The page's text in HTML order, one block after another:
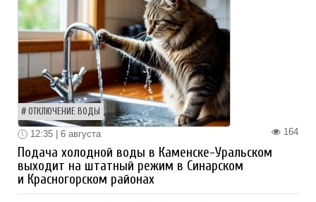
ОТКЛЮЧЕНИЕ ВОДЫ
164
12:35 | 6 августа
Подача холодной воды в Каменске-Уральском
выходит на штатный режим в Синарском
и Красногорском районах